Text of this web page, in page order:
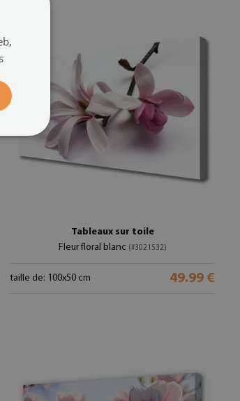
Tableaux sur toile
Fleur floral blanc (#3021532)
taille de: 100x50 cm 49.99 €